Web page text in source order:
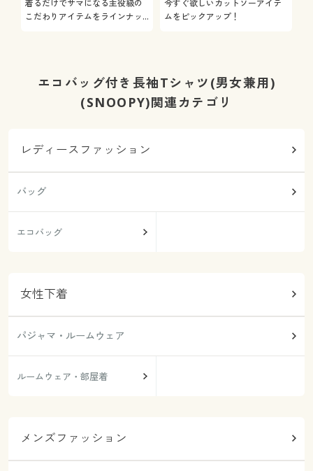
着るだけでサマになる主役級の
こだわりアイテムをラインナッ
今すぐ欲しいカットソーアイテ
ムをピックアップ！
エコバッグ付き長袖Tシャツ(男女兼用)
(SNOOPY)関連カテゴリ
レディースファッション
バッグ
エコバッグ
女性下着
パジャマ・ルームウェア
ルームウェア・部屋着
メンズファッション